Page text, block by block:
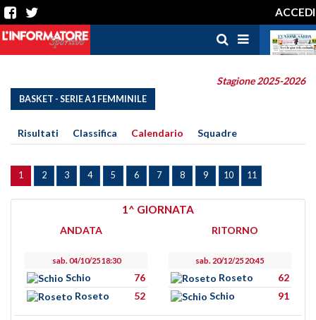
ACCEDI
Stagione 2025-2026
BASKET - SERIE A1 FEMMINILE
Risultati Classifica Calendario Squadre
1 2 3 4 5 6 7 8 9 10 11
1^ GIORNATA
ANDATA RITORNO
sab. 04/10/25 18:30
Schio
76
Roseto
52
sab. 20/12/25 20:45
Roseto
62
Schio
91